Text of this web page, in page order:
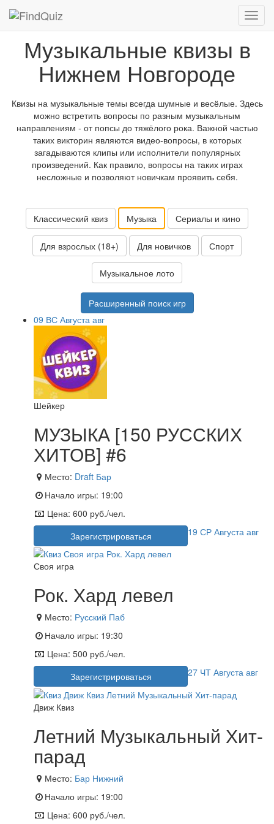
Музыкальные квизы в
Нижнем Новгороде
Квизы на музыкальные темы всегда шумные и весёлые. Здесь
можно встретить вопросы по разным музыкальным
направлениям - от попсы до тяжёлого рока. Важной частью
таких викторин являются видео-вопросы, в которых
загадываются клипы или исполнители популярных
произведений. Как правило, вопросы на таких играх
несложные и позволяют новичкам проявить себя.
Классический квиз Музыка Сериалы и кино
Для взрослых (18+) Для новичков Спорт
Музыкальное лото
Расширенный поиск игр
09 ВС Августа авг
Шейкер
МУЗЫКА [150 РУССКИХ
ХИТОВ] #6
Место: Draft Бар
Начало игры: 19:00
Цена: 600 руб./чел.
Зарегистрироваться
19 СР Августа авг
Своя игра
Рок. Хард левел
Место: Русский Паб
Начало игры: 19:30
Цена: 500 руб./чел.
Зарегистрироваться
27 ЧТ Августа авг
Движ Квиз
Летний Музыкальный Хит-
парад
Место: Бар Нижний
Начало игры: 19:00
Цена: 600 руб./чел.